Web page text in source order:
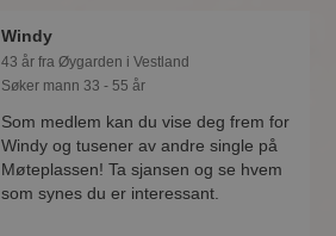
Windy
43 år fra Øygarden i Vestland
Søker mann 33 - 55 år
Som medlem kan du vise deg frem for
Windy og tusener av andre single på
Møteplassen! Ta sjansen og se hvem
som synes du er interessant.